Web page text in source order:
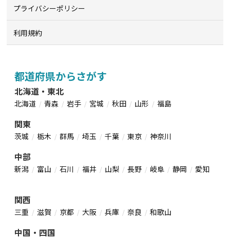
プライバシーポリシー
利用規約
都道府県からさがす
北海道・東北
北海道 青森 岩手 宮城 秋田 山形 福島
関東
茨城 栃木 群馬 埼玉 千葉 東京 神奈川
中部
新潟 富山 石川 福井 山梨 長野 岐阜 静岡 愛知
関西
三重 滋賀 京都 大阪 兵庫 奈良 和歌山
中国・四国